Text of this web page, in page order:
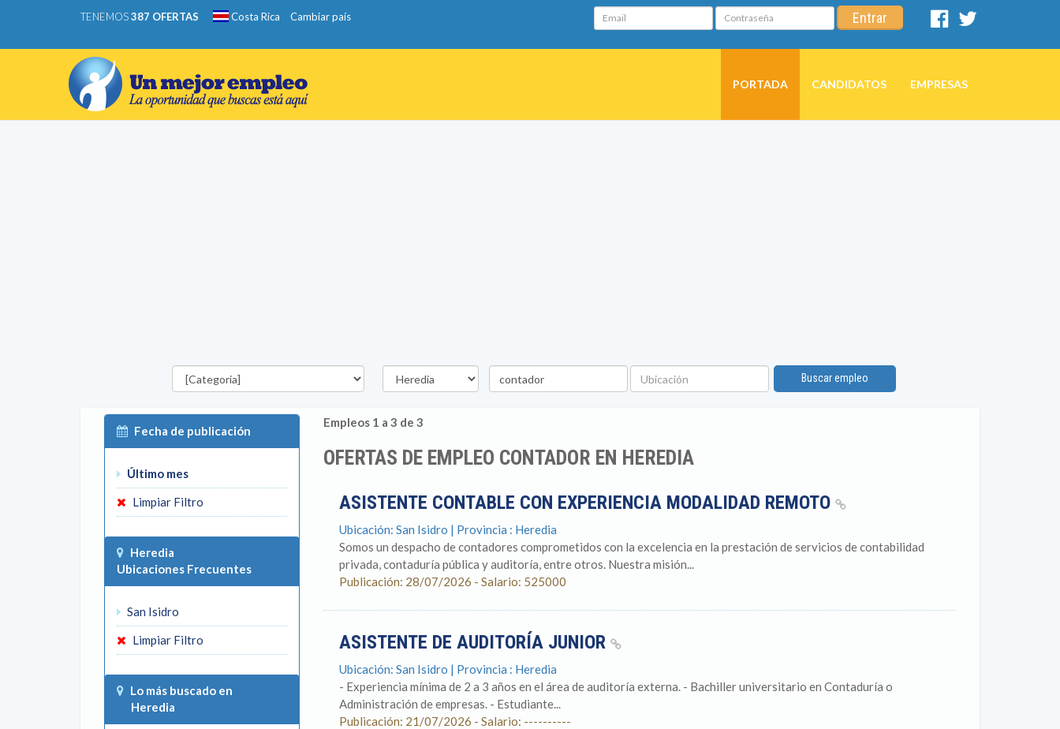
TENEMOS387 OFERTAS Costa Rica Cambiar país Email Contraseña Entrar
Facebook
PORTADA CANDIDATOS EMPRESAS
Categorías Provincia
Palabra
clave
Ubicación
Buscar empleo
Fecha de publicación
Último mes
Limpiar Filtro
Heredia
Ubicaciones Frecuentes
San Isidro
Limpiar Filtro
Lo más buscado en
Heredia
Empleos 1 a 3 de 3
OFERTAS DE EMPLEO CONTADOR EN HEREDIA
ASISTENTE CONTABLE CON EXPERIENCIA MODALIDAD REMOTO
Ubicación: San Isidro | Provincia : Heredia
Somos un despacho de contadores comprometidos con la excelencia en la prestación de servicios de contabilidad
privada, contaduría pública y auditoría, entre otros. Nuestra misión...
Publicación: 28/07/2026 - Salario: 525000
ASISTENTE DE AUDITORÍA JUNIOR
Ubicación: San Isidro | Provincia : Heredia
- Experiencia mínima de 2 a 3 años en el área de auditoría externa. - Bachiller universitario en Contaduría o
Administración de empresas. - Estudiante...
Publicación: 21/07/2026 - Salario: ----------